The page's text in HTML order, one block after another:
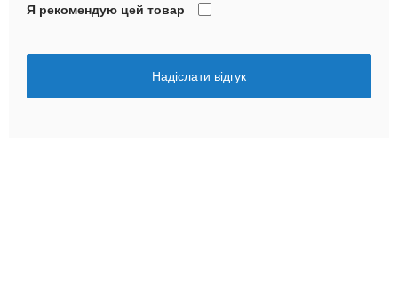
Я рекомендую цей товар
Надіслати відгук